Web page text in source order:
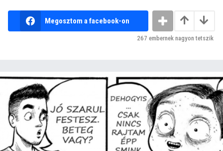
Megosztom a facebook-on
267 embernek nagyon tetszik